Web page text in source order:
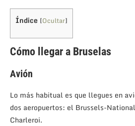
Índice [Ocultar]
Cómo llegar a Bruselas
Avión
Lo más habitual es que llegues en
dos aeropuertos: el Brussels-
Charleroi.